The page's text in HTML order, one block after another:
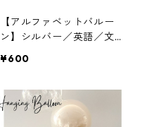
【アルファベットバルー
ン】シルバー／英語／文字
約15cm
¥600